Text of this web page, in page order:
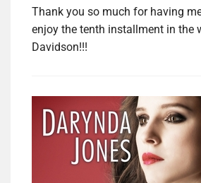
Thank you so much for having
enjoy the tenth installment in the
Davidson!!!